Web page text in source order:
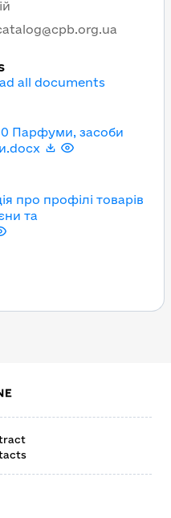
all documents
Парфуми, засоби
про профілі товарів
та